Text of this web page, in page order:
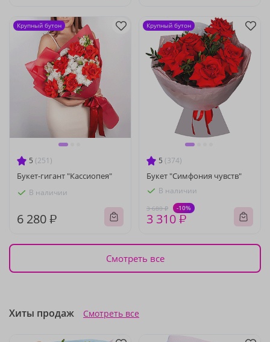
5 (251)
Букет-гигант "Кассиопея"
В наличии
6 280 ₽
Крупный бутон
5 (374)
Букет "Симфония чувств"
В наличии
3 680 ₽ -10%
3 310 ₽
Крупный бутон
Смотреть все
Хиты продаж Смотреть все